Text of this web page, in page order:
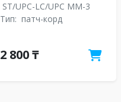
ST/UPC-LC/UPC MM-3
Тип: патч-корд
2 800 ₸